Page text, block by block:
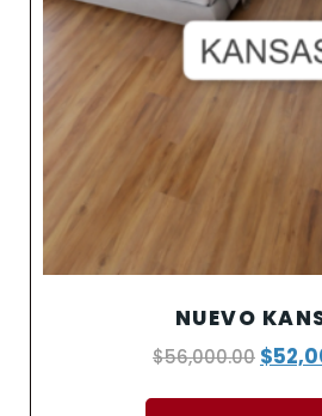
NUEVO
$56,000.00 $